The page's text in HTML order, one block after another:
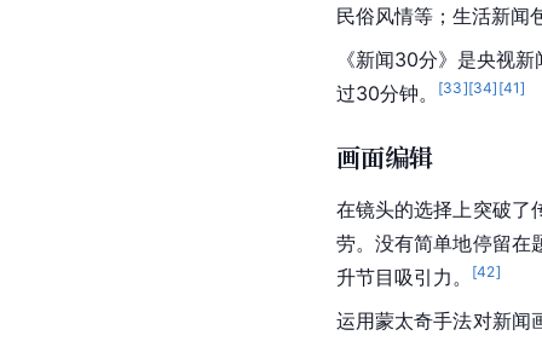
民俗风情等；生活新闻
《新闻30分》是央视新
过30分钟。
[33][34] [41]
画面编辑
在镜头的选择上突破了
劳。没有简单地停留在
升节目吸引力。
[42]
运用蒙太奇手法对新闻